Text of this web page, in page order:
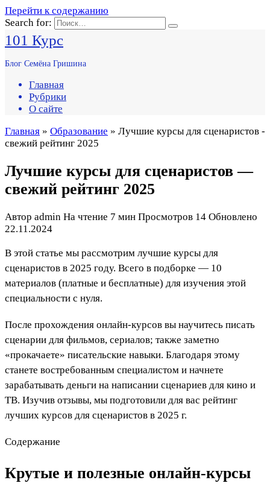
Перейти к содержанию
Search for:
101 Курс
Блог Семёна Гришина
Главная
Рубрики
О сайте
Главная » Образование » Лучшие курсы для сценаристов -
свежий рейтинг 2025
Лучшие курсы для сценаристов —
свежий рейтинг 2025
Автор admin На чтение 7 мин Просмотров 14 Обновлено
22.11.2024
В этой статье мы рассмотрим лучшие курсы для
сценаристов в 2025 году. Всего в подборке — 10
материалов (платные и бесплатные) для изучения этой
специальности с нуля.
После прохождения онлайн-курсов вы научитесь писать
сценарии для фильмов, сериалов; также заметно
«прокачаете» писательские навыки. Благодаря этому
станете востребованным специалистом и начнете
зарабатывать деньги на написании сценариев для кино и
ТВ. Изучив отзывы, мы подготовили для вас рейтинг
лучших курсов для сценаристов в 2025 г.
Содержание
Крутые и полезные онлайн-курсы